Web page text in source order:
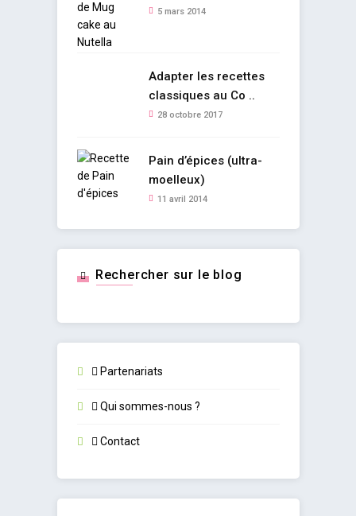
5 mars 2014
Adapter les recettes
classiques au Co ..
28 octobre 2017
Pain d’épices (ultra-
moelleux)
11 avril 2014
Rechercher sur le blog
Partenariats
Qui sommes-nous ?
Contact